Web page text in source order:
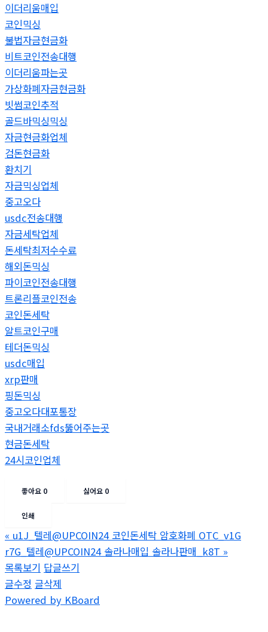
이더리움매입
코인믹싱
불법자금현금화
비트코인전송대행
이더리움파는곳
가상화폐자금현금화
빗썸코인추적
골드바믹싱믹싱
자금현금화업체
검돈현금화
환치기
자금믹싱업체
중고오다
usdc전송대행
자금세탁업체
돈세탁최저수수료
해외돈믹싱
파이코인전송대행
트론리플코인전송
코인돈세탁
알트코인구매
테더돈믹싱
usdc매입
xrp판매
핑돈믹싱
중고오다대포통장
국내거래소fds뚫어주는곳
현금돈세탁
24시코인업체
좋아요 0 싫어요 0
인쇄
« u1J_텔레@UPCOIN24 코인돈세탁 암호화폐 OTC_v1G
r7G_텔레@UPCOIN24 솔라나매입 솔라나판매_k8T »
목록보기 답글쓰기
글수정 글삭제
Powered by KBoard